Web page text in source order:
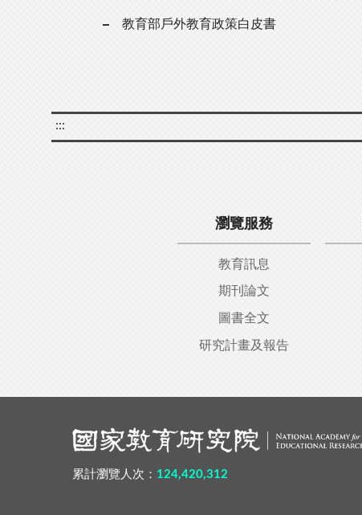
教育部戶外教育政策白皮書
:::
瀏覽服務
教育訊息
期刊論文
圖書全文
研究計畫及報告
累計瀏覽人次： 124,420,312